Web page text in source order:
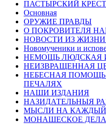
ПАСТЫРСКИЙ КРЕСТ
Основная
ОРУЖИЕ ПРАВДЫ
О ПОКРОВИТЕЛЯ
НОВОСТИ ИЗ
Новомученики и
НЕМОЩЬ ЛЮДСКАЯ
НЕИЗВРАЩЕННАЯ
НЕБЕСНАЯ
ПЕЧАЛЯХ
НАШИ ИЗДАНИЯ
НАЗИДАТЕЛЬНЫЯ
МЫСЛИ НА КАЖДЫЙ
МОНАШЕСКОЕ